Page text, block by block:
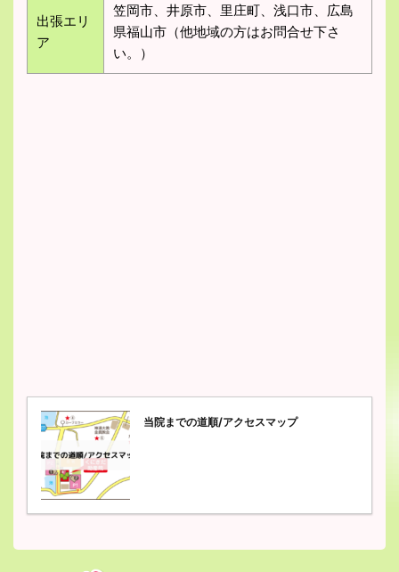
出張エリ
ア
笠岡市、井原市、里庄町、浅口市、広島
県福山市（他地域の方はお問合せ下さ
い。）
当院までの道順/アクセスマップ